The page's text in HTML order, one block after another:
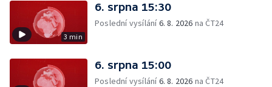
3 min
6. srpna 15:30
Poslední vysílání6. 8. 2026 na ČT24
6. srpna 15:00
Poslední vysílání6. 8. 2026 na ČT24